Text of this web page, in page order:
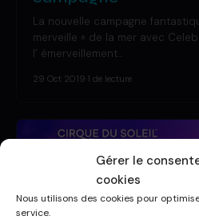
Gérer le
cookies
Nous utilisons des cookies pour
service.
La nouvelle campagne
merveille » de la mer avec
l’ émerveillement…
29 Oct 2019 1 de lecture